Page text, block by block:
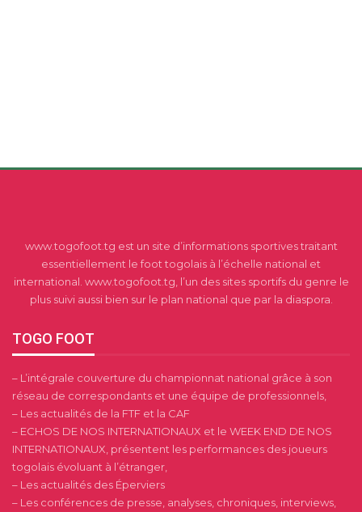
www.togofoot.tg est un site d’informations sportives traitant
essentiellement le foot togolais à l’échelle national et
international. www.togofoot.tg, l’un des sites sportifs du genre le
plus suivi aussi bien sur le plan national que par la diaspora.
TOGO FOOT
– L’intégrale couverture du championnat national grâce à son
réseau de correspondants et une équipe de professionnels,
– Les actualités de la FTF et la CAF
– ECHOS DE NOS INTERNATIONAUX et le WEEK END DE NOS
INTERNATIONAUX, présentent les performances des joueurs
togolais évoluant à l’étranger,
– Les actualités des Éperviers
– Les conférences de presse, analyses, chroniques, interviews,